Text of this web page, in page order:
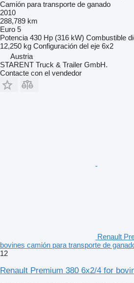
Camión para transporte de ganado
2010
288,789 km
Euro 5
Potencia 430 Hp (316 kW) Combustible
12,250 kg Configuración del eje 6x2
Austria
STARENT Truck & Trailer GmbH.
Contacte con el vendedor
Renault
bovines camión para transporte de
12
Renault Premium 380 6x2/4 for